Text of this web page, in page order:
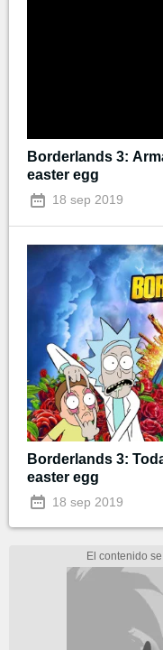
Borderlands 3:
easter egg
18 sep 2019
Borderlands 3:
easter egg
18 sep 2019